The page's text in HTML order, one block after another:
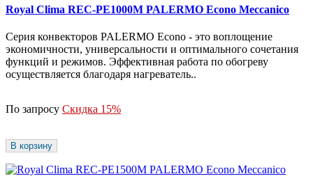
Royal Clima REC-PE1000M PALERMO Econo Meccanico
Серия конвекторов PALERMO Econo - это воплощение
экономичности, универсальности и оптимального сочетания
функций и режимов. Эффективная работа по обогреву
осуществляется благодаря нагреватель..
По запросу Скидка 15%
В корзину